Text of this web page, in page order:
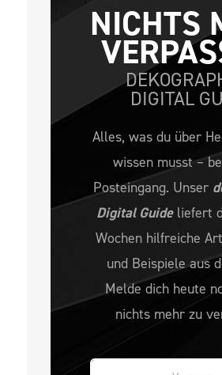
NICHTS
DIGITAL
Alles, was du über
wissen musst –
Posteingang. Unser
Digital Guideliefert
Wochen hilfreiche
und Beispiele aus
Melde dich heute
nichts mehr zu